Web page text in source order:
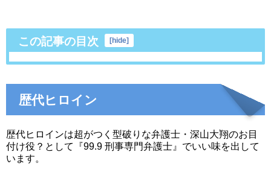
この記事の目次 [hide]
歴代ヒロイン
歴代ヒロインは超がつく型破りな弁護士・深山大翔のお目
付け役？として『99.9 刑事専門弁護士』でいい味を出して
います。